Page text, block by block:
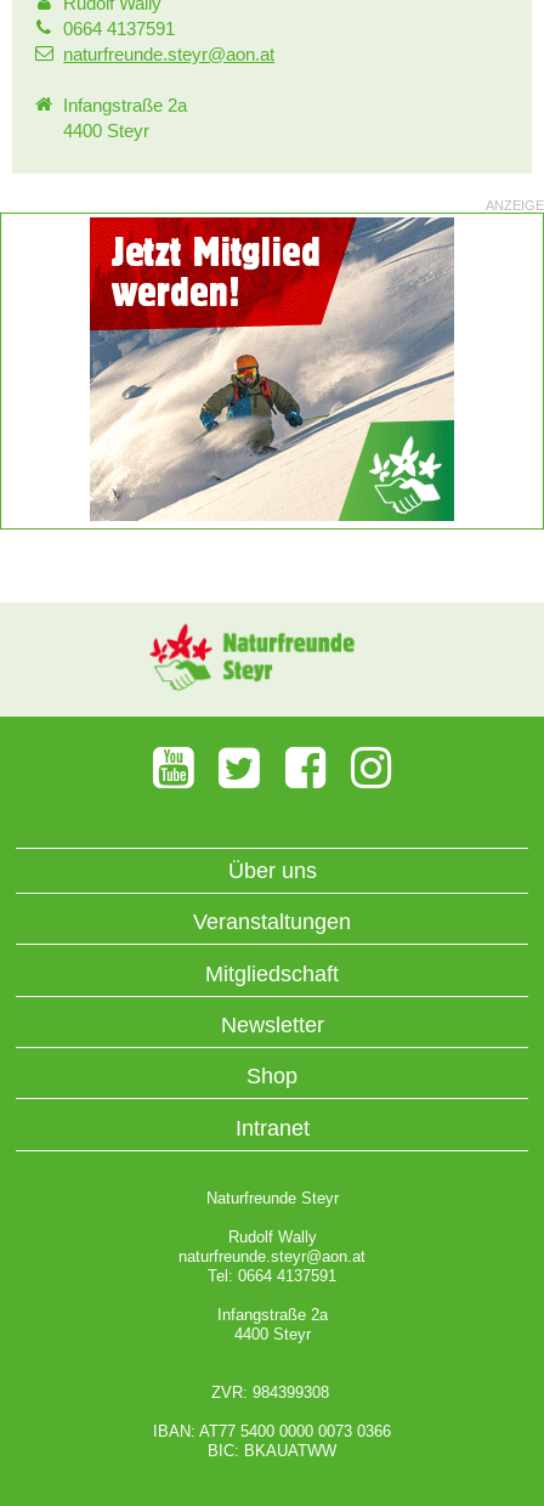
0664 4137591
naturfreunde.steyr@aon.at
Infangstraße 2a
4400 Steyr
ANZEIGE
Über uns
Veranstaltungen
Mitgliedschaft
Newsletter
Shop
Intranet
Naturfreunde Steyr
Rudolf Wally
naturfreunde.steyr@aon.at
Tel: 0664 4137591
Infangstraße 2a
4400 Steyr
ZVR: 984399308
IBAN: AT77 5400 0000 0073 0366
BIC: BKAUATWW